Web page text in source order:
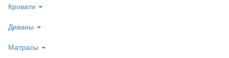
Кровати
Диваны
Матрасы